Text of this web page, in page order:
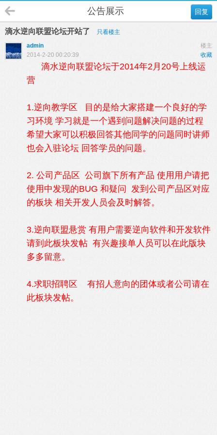
回复
公告展示
滴水逆向联盟论坛开站了
只看楼主
楼主
admin
收藏
2014-2-20 00:20:39
滴水逆向联盟论坛于2014年2月20号上线运
营
1.逆向教学区 目的是给大家搭建一个良好的学
习环境 学习就是一个遇到问题解决问题的过程
希望大家可以积极回答其他同学的问题同时讲师
也会入驻论坛 回答学员的问题。
2. 公司产品区 公司旗下所有产品 使用用户请把
使用中发现的BUG 和疑问 发到公司产品区对应
的板块 相关开发人员会及时解答。
3.逆向联盟悬赏 有用户需要逆向软件和开发软件
请到此板块发帖 有兴趣接单人员可以在此版块
多多留意。
4.求职招聘区 有招人意向的团体或者公司请在
此板块发帖。